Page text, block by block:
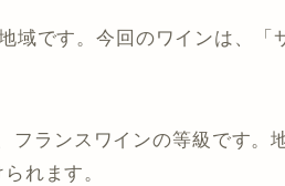
域です。今回のワインは、「
ランスワインの等級です。
れます。